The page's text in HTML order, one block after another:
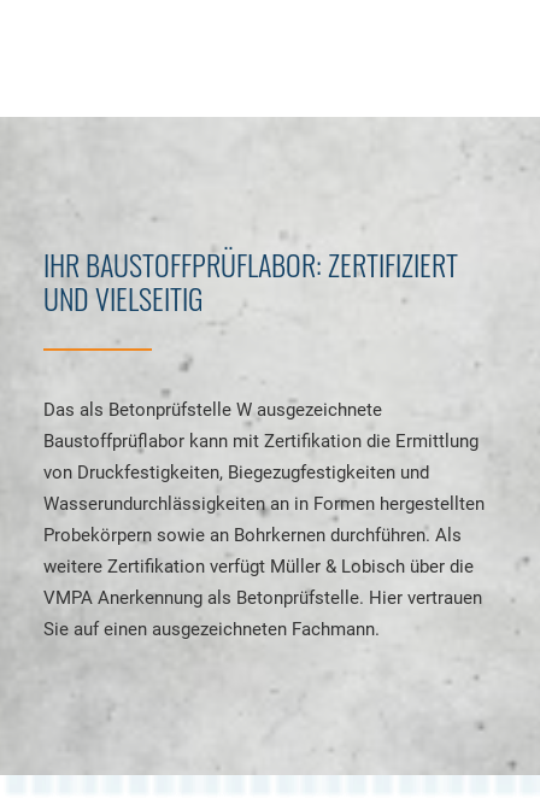
IHR BAUSTOFFPRÜFLABOR: ZERTIFIZIERT
UND VIELSEITIG
Das als Betonprüfstelle W ausgezeichnete
Baustoffprüflabor kann mit Zertifikation die Ermittlung
von Druckfestigkeiten, Biegezugfestigkeiten und
Wasserundurchlässigkeiten an in Formen hergestellten
Probekörpern sowie an Bohrkernen durchführen. Als
weitere Zertifikation verfügt Müller & Lobisch über die
VMPA Anerkennung als Betonprüfstelle. Hier vertrauen
Sie auf einen ausgezeichneten Fachmann.